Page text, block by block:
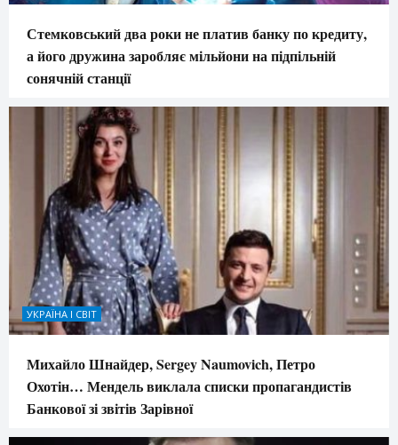
Стемковський два роки не платив банку по кредиту,
а його дружина заробляє мільйони на підпільній
сонячній станції
УКРАЇНА І СВІТ
Михайло Шнайдер, Sergey Naumovich, Петро
Охотін… Мендель виклала списки пропагандистів
Банкової зі звітів Зарівної